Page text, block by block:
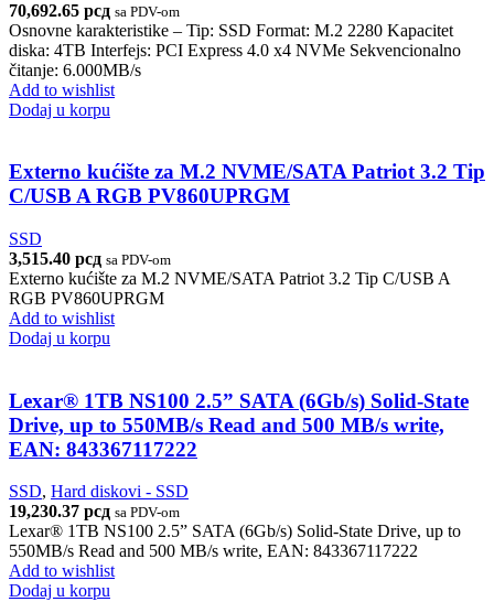
70,692.65 рсд sa PDV-om
Osnovne karakteristike – Tip: SSD Format: M.2 2280 Kapacitet
diska: 4TB Interfejs: PCI Express 4.0 x4 NVMe Sekvencionalno
čitanje: 6.000MB/s
Add to wishlist
Dodaj u korpu
Externo kućište za M.2 NVME/SATA Patriot 3.2 Tip
C/USB A RGB PV860UPRGM
SSD
3,515.40 рсд sa PDV-om
Externo kućište za M.2 NVME/SATA Patriot 3.2 Tip C/USB A
RGB PV860UPRGM
Add to wishlist
Dodaj u korpu
Lexar® 1TB NS100 2.5” SATA (6Gb/s) Solid-State
Drive, up to 550MB/s Read and 500 MB/s write,
EAN: 843367117222
SSD, Hard diskovi - SSD
19,230.37 рсд sa PDV-om
Lexar® 1TB NS100 2.5” SATA (6Gb/s) Solid-State Drive, up to
550MB/s Read and 500 MB/s write, EAN: 843367117222
Add to wishlist
Dodaj u korpu